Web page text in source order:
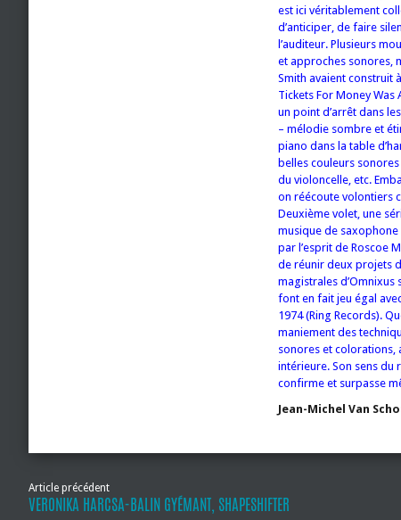
est ici véritablement
d’anticiper, de faire
l’auditeur. Plusieurs
et approches sonores,
Smith avaient construit
Tickets For Money
un point d’arrêt dans
– mélodie sombre et
piano dans la table
belles couleurs
du violoncelle, etc.
on réécoute volontiers
Deuxième volet, une
musique de saxophone
par l’esprit de Roscoe
de réunir deux projets
magistrales
font en fait jeu égal
1974 (Ring Records).
maniement des
sonores et colorations,
intérieure. Son sens du
confirme et surpasse
Jean-Michel Van
Article précédent
VERONIKA HARCSA-BALIN GYÉMANT, SHAPESHIFTER